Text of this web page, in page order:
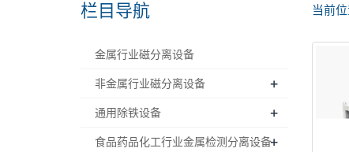
当前位
栏目导航
金属行业磁分离设备
非金属行业磁分离设备 +
通用除铁设备 +
食品药品化工行业金属检测分离设备+